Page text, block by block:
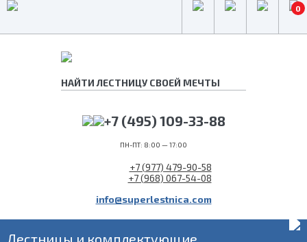
0
+7 (495) 109-33-88
ПН-ПТ: 8:00 — 17:00
+7 (977) 479-90-58
+7 (968) 067-54-08
info@superlestnica.com
Лестницы и комплектующие